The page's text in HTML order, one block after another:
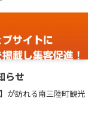
らせ
が訪れる南三陸町観光